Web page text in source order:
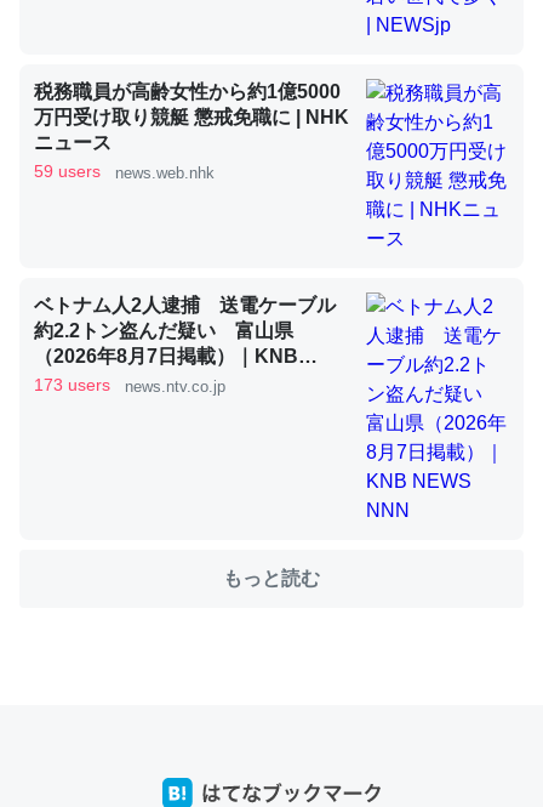
論文では「淡水はカルシウムも酸素も不足してて両方に不
いる鋏角類（カブトガニ・ウミグモ）はカルシウムを使わ
ずキチンを強化してる筈だが、酵素が違うのか？
─ニュース :: 【研究発表】昆虫学の大問題＝「昆虫はなぜ海にいな
いのか」に関する新仮説
これを元に考えるとカルシウムを大量に使う脊椎動物と貝
類は苦労してるんだな…。腹足類だと殻を無くしてナメク
ジになったり努力してるし。
─ニュース :: 【研究発表】昆虫学の大問題＝「昆虫はなぜ海にいな
ウチもEchoを実家に置いて４年。でたまに覗いてる。ぼ
税務職員が高齢女性から約1億5000
万円受け取り競艇 懲戒免職に | NHK
ニュース
59 users news.web.nhk
ベトナム人2人逮捕 送電ケーブル
約2.2トン盗んだ疑い 富山県
（2026年8月7日掲載）｜KNB
NEWS NNN
173 users news.ntv.co.jp
もっと読む